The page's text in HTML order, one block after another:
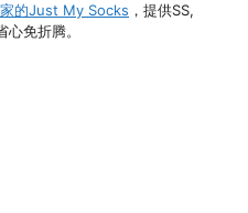
的Just My Socks ，提供SS,
免折腾。